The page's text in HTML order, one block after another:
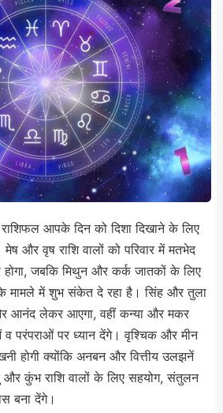
आपके दिन को दिशा दिखाने के लिए
और वृष राशि वालों को परिवार में मतभेद
होगा, जबकि मिथुन और कर्क जातकों के लिए
के मामले में शुभ संकेत दे रहा है। सिंह और तुला
आनंद लेकर आएगा, वहीं कन्या और मकर
व परंपराओं पर ध्यान देंगे। वृश्चिक और मीन
होगी क्योंकि अनबन और वित्तीय उलझनें
कुंभ राशि वालों के लिए सहयोग, संतुलन
बना देंगे।